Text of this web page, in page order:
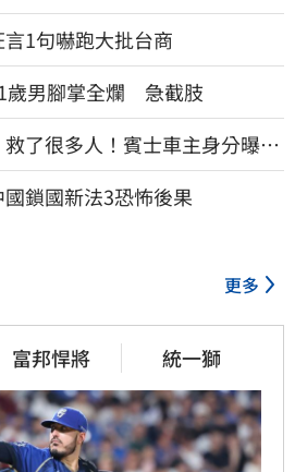
1句嚇跑大批台商
歲男腳掌全爛 急截肢
了很多人！賓士車主身分曝…
鎖國新法3恐怖後果
更多
富邦悍將 統一獅